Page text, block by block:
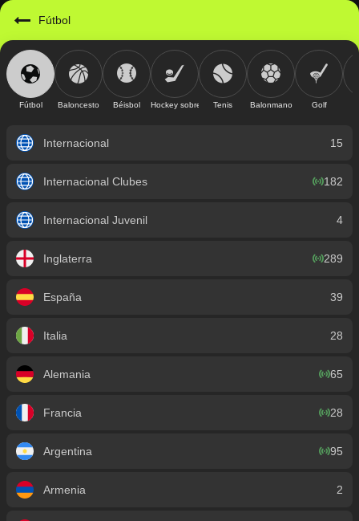
Fútbol
Fútbol Baloncesto Béisbol Hockey sobre hieloTenis Balonmano Golf
Internacional 15
Internacional Clubes 182
Internacional Juvenil 4
Inglaterra 289
España 39
Italia 28
Alemania 65
Francia 28
Argentina 95
Armenia 2
https://mobile.geniusbet.sv/sport/detail/futbol?id=1